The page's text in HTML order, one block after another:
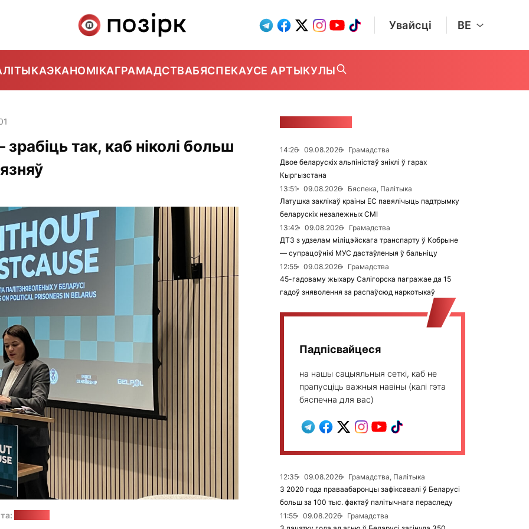
Увайсці BE
ЭКАНОМІКАГРАМАДСТВАБЯСПЕКАУСЕ АРТЫКУЛЫ
так, каб ніколі больш
14:26 09.08.2026
Грамадства
Двое беларускіх альпіністаў зніклі ў гарах
Кыргызстана
13:51
09.08.2026
Бяспека, Палітыка
Латушка заклікаў краіны ЕС павялічыць падтрымку
беларускіх незалежных СМІ
13:42
09.08.2026
Грамадства
ДТЗ з удзелам міліцэйскага транспарту ў Кобрыне
— супрацоўнікі МУС дастаўленыя ў бальніцу
12:55
09.08.2026
Грамадства
45-гадоваму жыхару Салігорска пагражае да 15
гадоў зняволення за распаўсюд наркотыкаў
Падпісвайцеся
на нашы сацыяльныя сеткі, каб не
прапусціць важныя навіны (калі гэта
бяспечна для вас)
12:35 09.08.2026
Грамадства, Палітыка
З 2020 года праваабаронцы зафіксавалі ў Беларусі
больш за 100 тыс. фактаў палітычнага пераследу
11:55
09.08.2026
Грамадства